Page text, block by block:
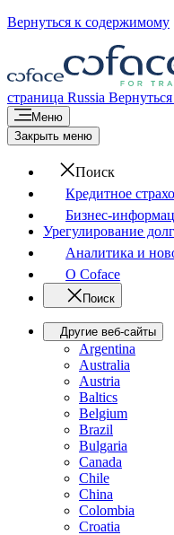
Вернуться к содержимому
страница Russia
Меню
Закрыть меню
Поиск
Кредитное
Бизнес-
Урегулирование
Аналитика и
О Coface
Поиск
Другие веб-сайты
Argentina
Australia
Austria
Baltics
Belgium
Brazil
Bulgaria
Canada
Chile
China
Colombia
Croatia